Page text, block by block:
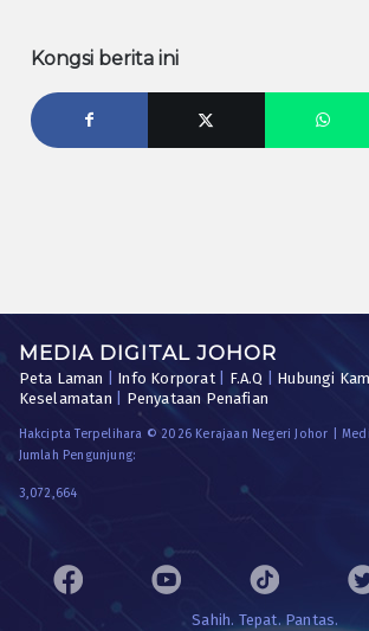
Kongsi berita ini
MEDIA DIGITAL JOHOR
Peta Laman Info Korporat| F.A.Q Hubungi
Keselamatan
Penyataan Penafian
Hakcipta Terpelihara © 2026 Kerajaan Negeri Johor |
Jumlah Pengunjung:
3,072,664
Sahih. Tepat. Pantas.